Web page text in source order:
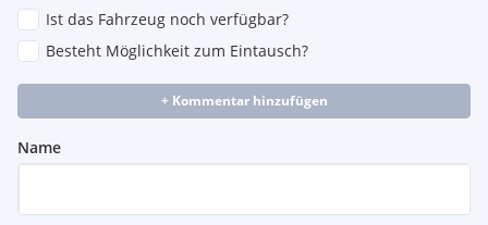
Ist das Fahrzeug noch verfügbar?
Besteht Möglichkeit zum Eintausch?
+ Kommentar hinzufügen
Name